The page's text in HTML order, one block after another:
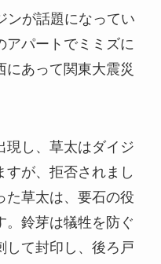
ンが話題になってい
アパートでミミズに
にあって関東大震災
現し、草太はダイジ
すが、拒否されまし
た草太は、要石の役
。鈴芽は犠牲を防ぐ
して封印し、後ろ戸